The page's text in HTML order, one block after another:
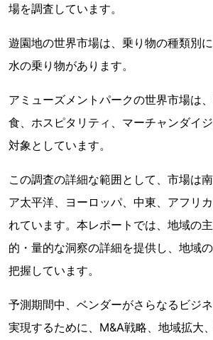
場を調査しています。
遊園地の世界市場は、乗り物の種類別
水の乗り物があります。
アミューズメントパークの世界市場は
食、ホスピタリティ、マーチャンダイ
対象としています。
この調査の詳細な範囲として、市場は
ア太平洋、ヨーロッパ、中東、アフリ
れています。本レポートでは、地域の
的・量的な洞察の詳細を提供し、地域
把握しています。
予測期間中、ベンダーがさらなるビジ
実現するために、M&A戦略、地域拡大